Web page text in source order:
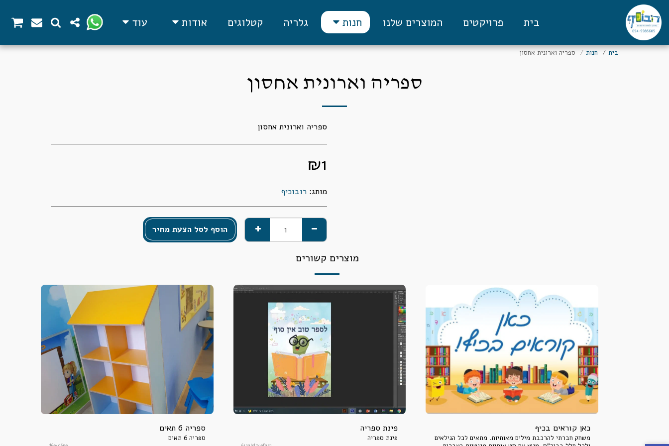
בית פרויקטים המוצרים שלנו חנות גלריה קטלוגים אודות עוד
בית חנות ספריה וארונית אחסון
ספריה וארונית אחסון
ספריה וארונית אחסון
₪1
מותג: רובוכיף
הוסף לסל הצעת מחיר
מוצרים קשורים
כאן קוראים בכיף
משחק חברתי להרכבת מילים מאותיות. מתאים לכל הגילאים
פינת ספריה
פינת ספריה
ספריה 6 תאים
ספריה 6 תאים